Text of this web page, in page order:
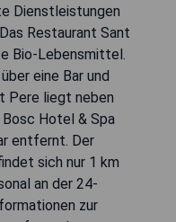
Dienstleistungen
Restaurant Sant
Bio-Lebensmittel.
eine Bar und
Pere liegt neben
Hotel & Spa
entfernt. Der
sich nur 1 km
an der 24-
zur